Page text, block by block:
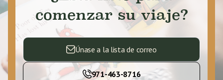
comenzar su viaje?
Únase a la lista de correo
971-463-8716